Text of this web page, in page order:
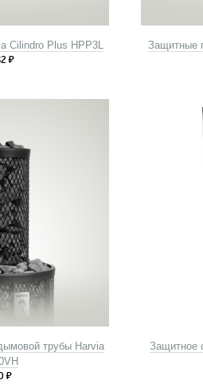
Cilindro Plus HPP3L
₽
Защитные
трубы Harvia
₽
Защитное